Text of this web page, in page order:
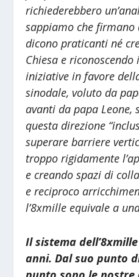
richiederebbero
sappiamo che
dicono praticanti né
Chiesa e
iniziative in favore
sinodale, voluto da
avanti da papa
questa direzione
superare barriere
troppo rigidamente
e creando spazi di
e reciproco
l’8xmille equivale a
Il sistema
anni. Dal suo punto